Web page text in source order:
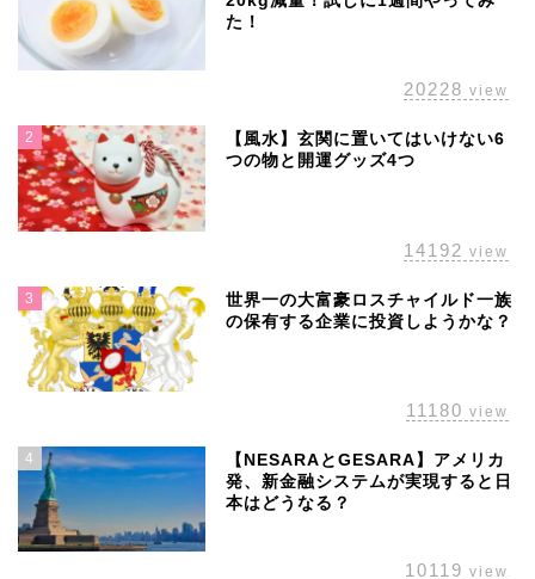
た！
20228 view
2
【風水】玄関に置いてはいけない6
つの物と開運グッズ4つ
14192 view
3
世界一の大富豪ロスチャイルド一族
の保有する企業に投資しようかな？
11180 view
4
【NESARAとGESARA】アメリカ
発、新金融システムが実現すると日
本はどうなる？
10119 view